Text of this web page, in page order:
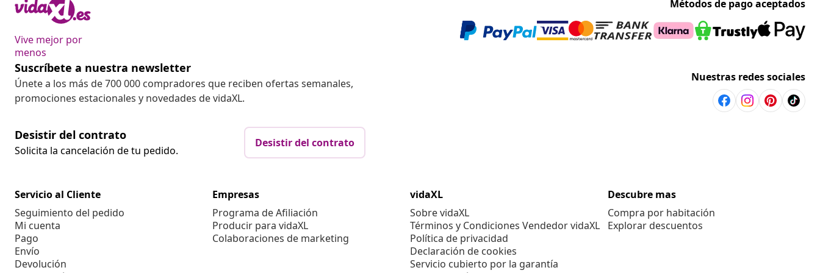
Vive mejor por
menos
Métodos de pago aceptados
Suscríbete a nuestra newsletter
Únete a los más de 700 000 compradores que reciben ofertas semanales,
promociones estacionales y novedades de vidaXL.
Nuestras redes sociales
Desistir del contrato
Solicita la cancelación de tu pedido.
Desistir del contrato
Servicio al Cliente
Seguimiento del pedido
Mi cuenta
Pago
Envío
Devolución
Empresas
Programa de Afiliación
Producir para vidaXL
Colaboraciones de marketing
vidaXL
Sobre vidaXL
Términos y Condiciones Vendedor vidaXL
Política de privacidad
Declaración de cookies
Servicio cubierto por la garantía
Descubre mas
Compra por habitación
Explorar descuentos